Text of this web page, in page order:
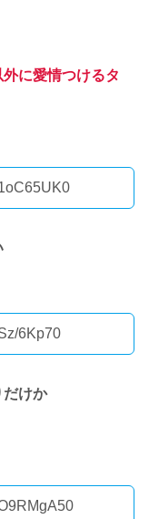
に愛情つけるタ
6Kp70
だけか